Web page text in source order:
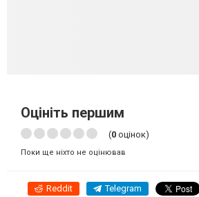
Оцініть першим
(0 оцінок)
Поки ще ніхто не оцінював
Reddit Telegram